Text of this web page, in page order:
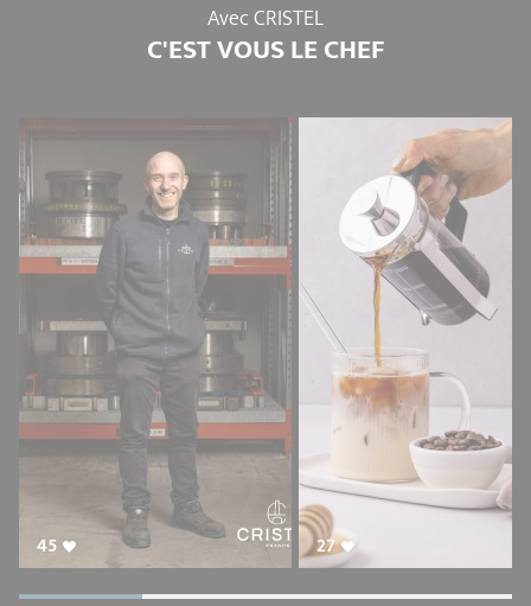
Avec CRISTEL
C'EST VOUS LE CHEF
45 27